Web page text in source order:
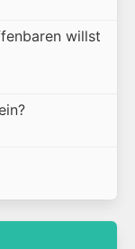
willst